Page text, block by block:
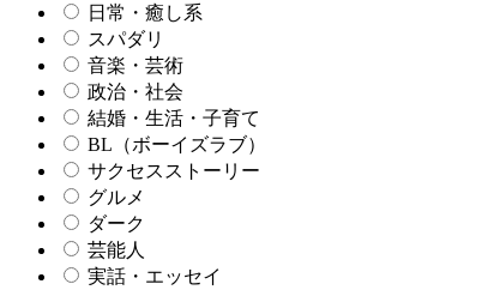
日常・癒し系
スパダリ
音楽・芸術
政治・社会
結婚・生活・子育て
BL（ボーイズラブ）
サクセスストーリー
グルメ
ダーク
芸能人
実話・エッセイ